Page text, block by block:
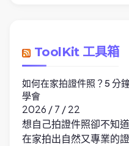
ToolKit 工具箱
如何在家拍證件照？5 分
學會
2026 / 7 / 22
想自己拍證件照卻不知
在家拍出自然又專業的